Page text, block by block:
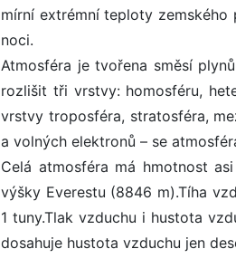
mírní extrémní teploty
noci.
Atmosféra je tvořena směsí
rozlišit tři vrstvy: homosféru,
vrstvy troposféra, stratosféra,
a volných elektronů – se
Celá atmosféra má hmotnost
výšky Everestu (8846 m).Tíha
1 tuny.Tlak vzduchu i hustota
dosahuje hustota vzduchu jen